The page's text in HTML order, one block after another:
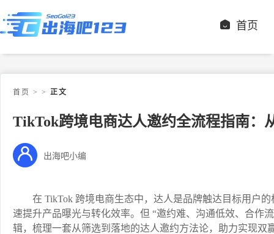
首页
首页 > > 正文
TikTok跨境电商达人邀约全流程指南：
出海吧小编
在 TikTok 跨境电商生态中，达人是品牌触达目标用户
速提升产品曝光与转化效率。但 “邀约难、沟通低效、合作
辑，梳理一套从筛选到落地的达人邀约方法论，助力实现双